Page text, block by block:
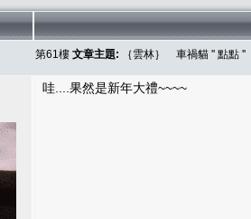
第61樓 文章主題: ｛雲林｝ 車禍貓 '' 點點
哇....果然是新年大禮~~~~